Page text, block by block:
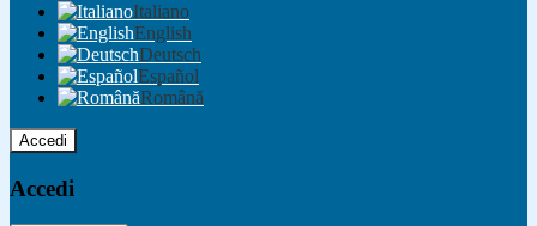
Italiano
English
Deutsch
Español
Română
Accedi
Accedi